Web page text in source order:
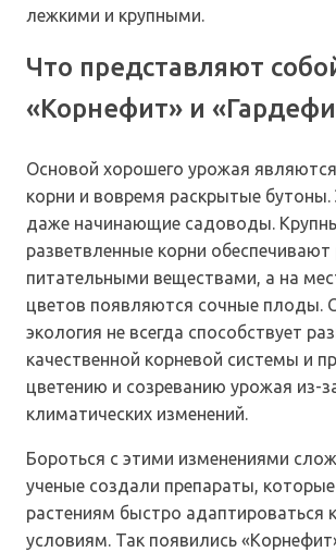
лежкими и крупными.
Что представляют
«Корнефит» и
Основой хорошего урожая
корни и вовремя раскрытые
даже начинающие садоводы.
разветвленные корни обеспечивают
питательными веществами, а на
цветов появляются сочные плоды.
экология не всегда способствует
качественной корневой системы и
цветению и созреванию урожая из-
климатических изменений.
Бороться с этими изменениями
ученые создали препараты,
растениям быстро адаптироваться
условиям. Так появились